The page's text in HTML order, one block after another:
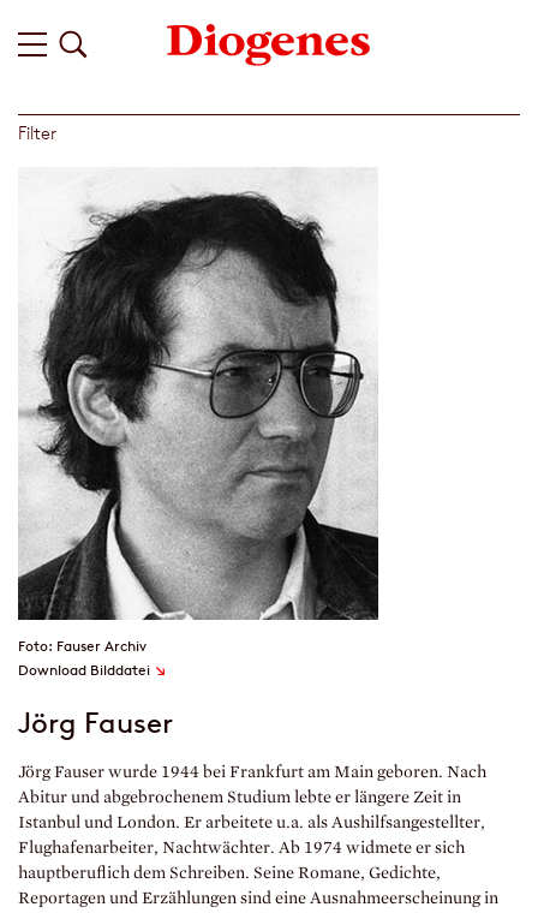
Filter
Foto: Fauser Archiv
Download Bilddatei ↘
Jörg Fauser
Jörg Fauser wurde 1944 bei Frankfurt am Main geboren. Nach
Abitur und abgebrochenem Studium lebte er längere Zeit in
Istanbul und London. Er arbeitete u.a. als Aushilfsangestellter,
Flughafenarbeiter, Nachtwächter. Ab 1974 widmete er sich
hauptberuflich dem Schreiben. Seine Romane, Gedichte,
Reportagen und Erzählungen sind eine Ausnahmeerscheinung in